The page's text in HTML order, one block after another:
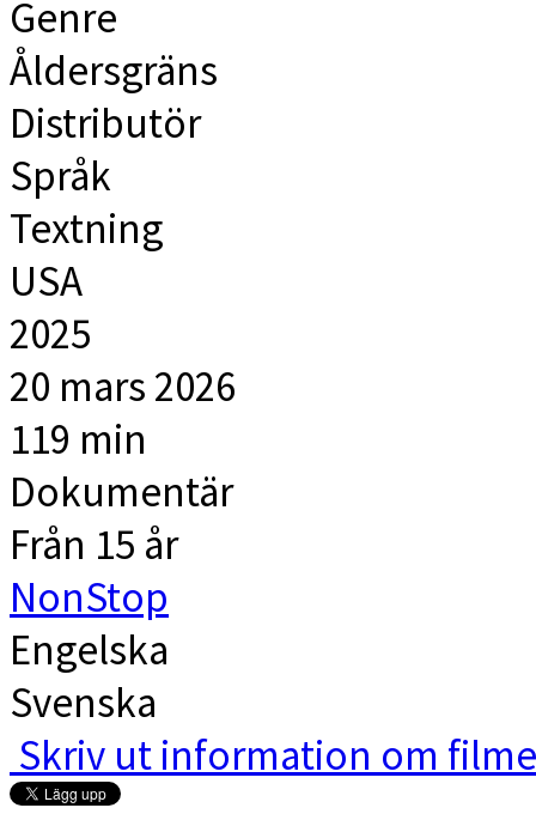
Genre
Åldersgräns
Distributör
Språk
Textning
USA
2025
20 mars 2026
119 min
Dokumentär
Från 15 år
NonStop
Engelska
Svenska
Skriv ut information om